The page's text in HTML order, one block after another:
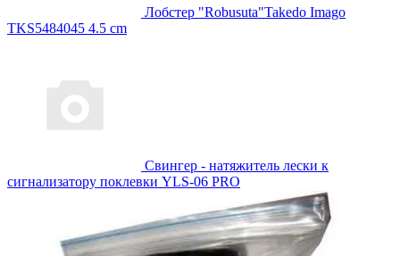
Лобстер "Robusuta"Takedo Imago
TKS5484045 4.5 cm
Свингер - натяжитель лески к
сигнализатору поклевки YLS-06 PRO